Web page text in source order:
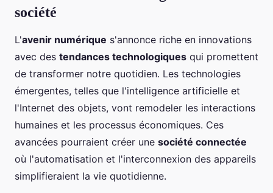
société
L'avenir numérique s'annonce riche en innovations
avec des tendances technologiques qui promettent
de transformer notre quotidien. Les technologies
émergentes, telles que l'intelligence artificielle et
l'Internet des objets, vont remodeler les interactions
humaines et les processus économiques. Ces
avancées pourraient créer une société connectée
où l'automatisation et l'interconnexion des appareils
simplifieraient la vie quotidienne.